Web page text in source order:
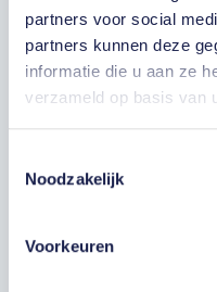
partners voor social
partners kunnen deze
informatie die u aan ze
verzameld op basis van
Noodzakelijk
Voorkeuren
hoogte zijn van onze
winactie's of toffe
hieronder je
voor onze
VOORNAAM
ACHTERNAAM